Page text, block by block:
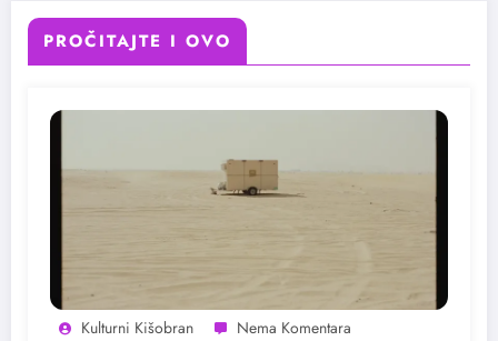
PROČITAJTE I OVO
Kulturni Kišobran